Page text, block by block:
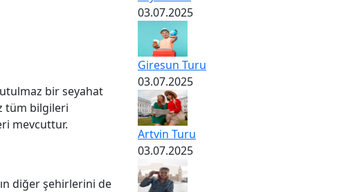
bir seyahat
tüm bilgileri
mevcuttur.
diğer şehirlerini de
03.07.2025
Giresun Turu
03.07.2025
Artvin Turu
03.07.2025